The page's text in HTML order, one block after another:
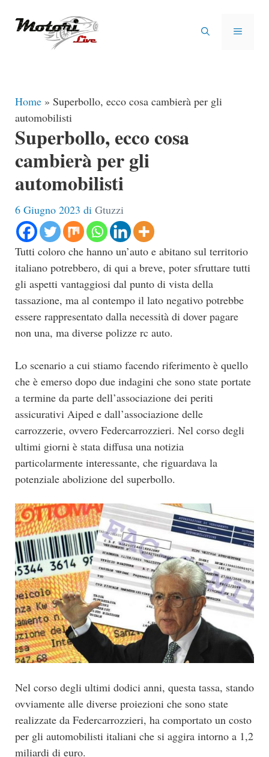
MENU
Home » Superbollo, ecco cosa cambierà per gli
automobilisti
Superbollo, ecco cosa
cambierà per gli
automobilisti
6 Giugno 2023 di Gtuzzi
Tutti coloro che hanno un’auto e abitano sul territorio
italiano potrebbero, di qui a breve, poter sfruttare tutti
gli aspetti vantaggiosi dal punto di vista della
tassazione, ma al contempo il lato negativo potrebbe
essere rappresentato dalla necessità di dover pagare
non una, ma diverse polizze rc auto.
Lo scenario a cui stiamo facendo riferimento è quello
che è emerso dopo due indagini che sono state portate
a termine da parte dell’associazione dei periti
assicurativi Aiped e dall’associazione delle
carrozzerie, ovvero Federcarrozzieri. Nel corso degli
ultimi giorni è stata diffusa una notizia
particolarmente interessante, che riguardava la
potenziale abolizione del superbollo.
Nel corso degli ultimi dodici anni, questa tassa, stando
ovviamente alle diverse proiezioni che sono state
realizzate da Federcarrozzieri, ha comportato un costo
per gli automobilisti italiani che si aggira intorno a 1,2
miliardi di euro.